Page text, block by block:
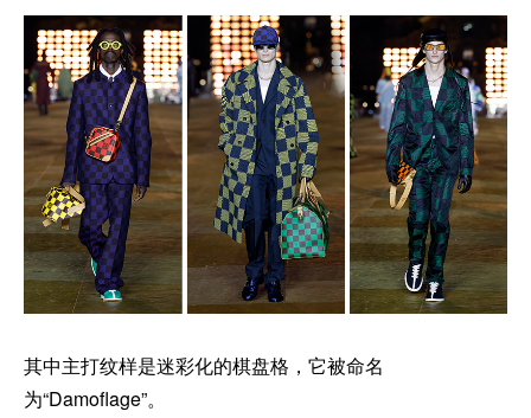
其中主打纹样是迷彩化的棋盘格，它被命名
为“Damoflage”。